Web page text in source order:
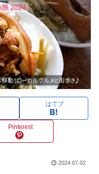
はてブ
Pinterest
2024.07.02